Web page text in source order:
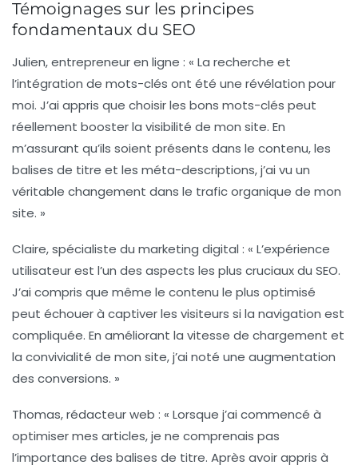
Témoignages sur les principes
fondamentaux du SEO
Julien, entrepreneur en ligne : « La recherche et
l’intégration de mots-clés ont été une révélation pour
moi. J’ai appris que choisir les bons mots-clés peut
réellement booster la visibilité de mon site. En
m’assurant qu’ils soient présents dans le contenu, les
balises de titre et les méta-descriptions, j’ai vu un
véritable changement dans le trafic organique de mon
site. »
Claire, spécialiste du marketing digital : « L’expérience
utilisateurest l’un des aspects les plus cruciaux du SEO.
J’ai compris que même le contenu le plus optimisé
peut échouer à captiver les visiteurs si la navigation est
compliquée. En améliorant la vitesse de chargement et
la convivialité de mon site, j’ai noté une augmentation
des conversions. »
Thomas, rédacteur web : « Lorsque j’ai commencé à
optimiser mes articles, je ne comprenais pas
l’importance des balises de titre. Après avoir appris à